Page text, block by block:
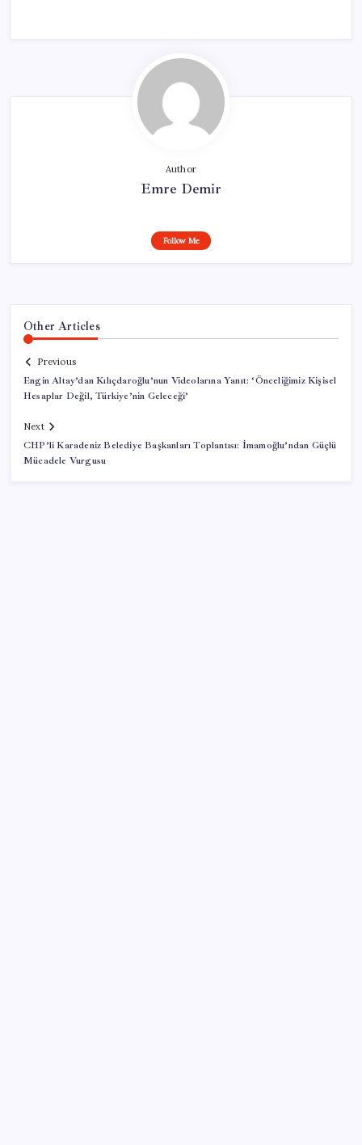
Author
Emre Demir
Follow Me
Other Articles
Previous
Engin Altay’dan Kılıçdaroğlu’nun Videolarına Yanıt: ‘Önceliğimiz Kişisel
Hesaplar Değil, Türkiye’nin Geleceği’
Next
CHP’li Karadeniz Belediye Başkanları Toplantısı: İmamoğlu’ndan Güçlü
Mücadele Vurgusu